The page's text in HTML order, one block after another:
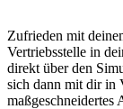
Zufrieden mit
Vertriebsstelle in
direkt über den
sich dann mit dir in
maßgeschneidertes